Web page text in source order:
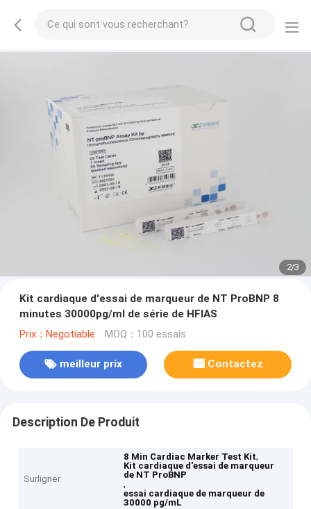
2/3
Kit cardiaque d'essai de marqueur de NT ProBNP 8
minutes 30000pg/ml de série de HFIAS
Prix：Negotiable MOQ：100 essais
meilleur prix Contactez
Description De Produit
Surligner
8 Min Cardiac Marker Test Kit,
Kit cardiaque d'essai de marqueur
de NT ProBNP
,
essai cardiaque de marqueur de
30000 pg/mL